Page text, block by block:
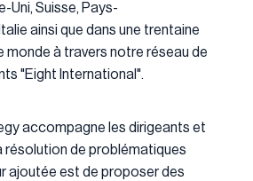
Uni, Suisse, Pays-
ainsi que dans une trentaine
monde à travers notre réseau de
"Eight International".
accompagne les dirigeants et
résolution de problématiques
ajoutée est de proposer des